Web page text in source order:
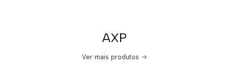
AXP
Ver mais produtos